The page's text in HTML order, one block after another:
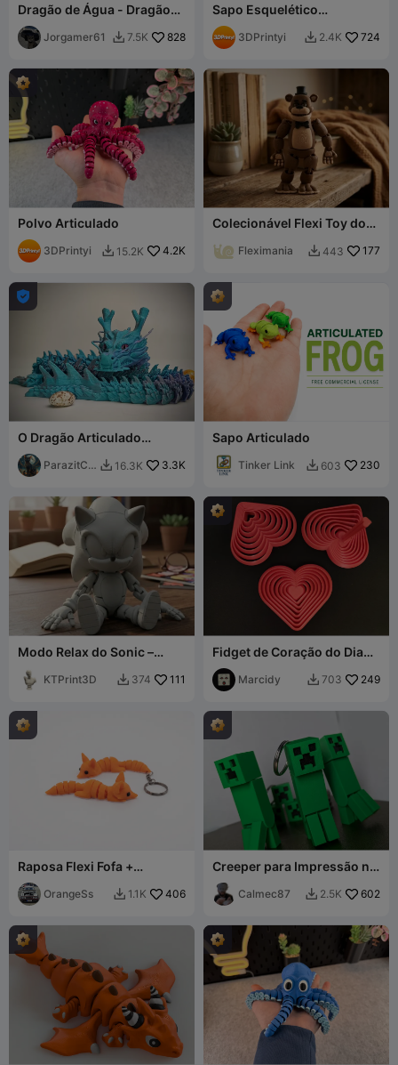
Dragão de Água - Dragão
Articulado
Jorgamer61  7.5K 828
Sapo Esquelético
Articulado
3DPrintyi  2.4K 724
Polvo Articulado
3DPrintyi  15.2K 4.2K
Colecionável Flexi Toy do
Nights at Freddy's
Fleximania  443 177

O Dragão Articulado
Chinês
ParazitCA  16.3K 3.3K
Sapo Articulado
Tinker Link  603 230
Modo Relax do Sonic –
FlexívelKTPrint3D  374 111
Fidget de Coração do Dia
dos Namorados
Marcidy  703 249
Raposa Flexi Fofa +
Chaveiro
OrangeSs  1.1K 406
Creeper para Impressão no
Local - Articulado
Calmec87  2.5K 602